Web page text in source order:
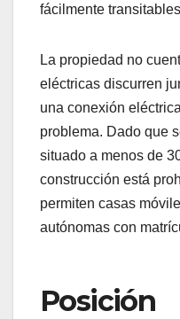
fácilmente
La propiedad no
eléctricas discurren
una conexión
problema. Dado que
situado a menos de
construcción está
permiten casas
autónomas con
Posición